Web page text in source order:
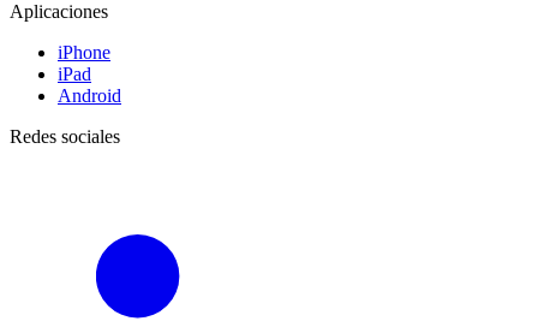
Aplicaciones
iPhone
iPad
Android
Redes sociales